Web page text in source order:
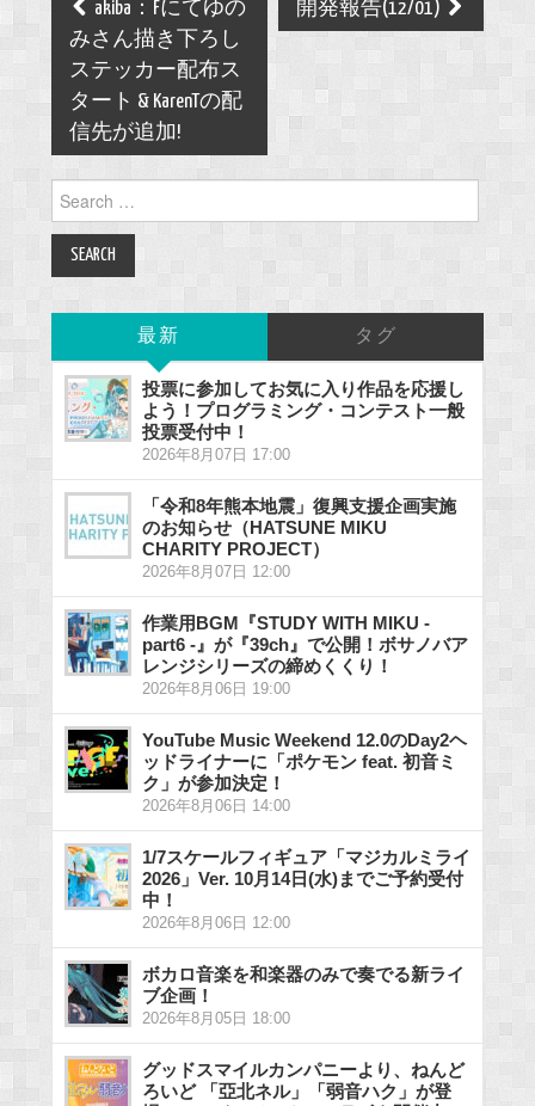
navigation
akiba：Fにてゆの
みさん描き下ろし
ステッカー配布ス
タート & KarenTの配
信先が追加!
開発報告(12/01)
Search
for:
最新 タグ
投票に参加してお気に入り作品を応援し
よう！プログラミング・コンテスト一般
投票受付中！
2026年8月07日 17:00
「令和8年熊本地震」復興支援企画実施
のお知らせ（HATSUNE MIKU
CHARITY PROJECT）
2026年8月07日 12:00
作業用BGM『STUDY WITH MIKU -
part6 -』が『39ch』で公開！ボサノバア
レンジシリーズの締めくくり！
2026年8月06日 19:00
YouTube Music Weekend 12.0のDay2ヘ
ッドライナーに「ポケモン feat. 初音ミ
ク」が参加決定！
2026年8月06日 14:00
1/7スケールフィギュア「マジカルミライ
2026」Ver. 10月14日(水)までご予約受付
中！
2026年8月06日 12:00
ボカロ音楽を和楽器のみで奏でる新ライ
ブ企画！
2026年8月05日 18:00
グッドスマイルカンパニーより、ねんど
ろいど 「亞北ネル」「弱音ハク」が登